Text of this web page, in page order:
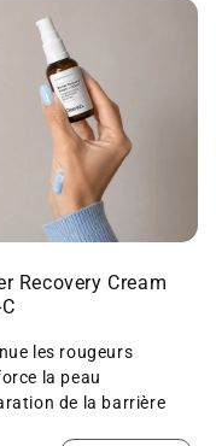
Recovery Cream
les rougeurs
la peau
de la barrière